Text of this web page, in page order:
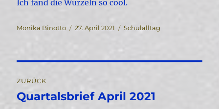
Ich fand die Wurzeln so cool.
Autor
Monika Binotto
Veröffentlicht
27. April 2021 Kategorien
Schulalltag
ZURÜCK
Vorheriger
Quartalsbrief April 2021